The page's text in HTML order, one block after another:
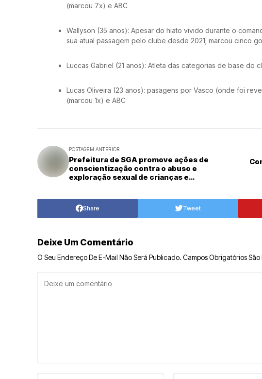
(marcou 7x) e ABC
Wallyson (35 anos): Apesar do hiato vivido durante o
sua atual passagem pelo clube desde 2021; marcou cinco
Luccas Gabriel (21 anos): Atleta das categorias de base do
Lucas Oliveira (23 anos): pasagens por Vasco (onde foi
(marcou 1x) e ABC
POSTAGEM ANTERIOR
Prefeitura de SGA promove ações de
conscientização contra o abuso e
exploração sexual de crianças e
Share Tweet
Deixe Um Comentário
O Seu Endereço De E-Mail Não Será Publicado. Campos Obrigatórios